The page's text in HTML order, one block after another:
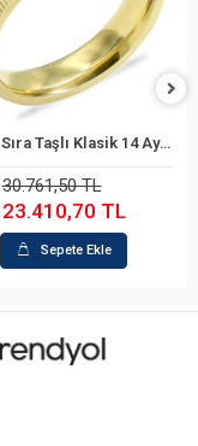
Sepete Ekle
Ortası Sıra Taşlı Klasik 14 Ayar Altın Alyans
30.761,50 TL
23.410,70 TL
Sepete Ekle